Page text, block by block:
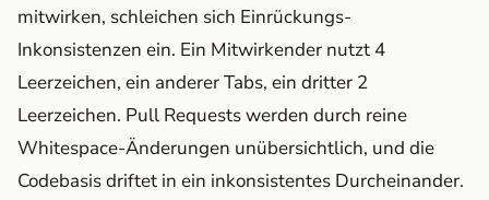
mitwirken, schleichen sich Einrückungs-
Inkonsistenzen ein. Ein Mitwirkender nutzt 4
Leerzeichen, ein anderer Tabs, ein dritter 2
Leerzeichen. Pull Requests werden durch reine
Whitespace-Änderungen unübersichtlich, und die
Codebasis driftet in ein inkonsistentes Durcheinander.